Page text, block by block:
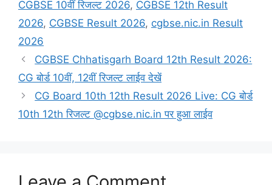
CGBSE 10वीं रिजल्ट 2026, CGBSE 12th Result
2026, CGBSE Result 2026, cgbse.nic.in Result
2026
CGBSE Chhatisgarh Board 12th Result 2026:
CG बोर्ड 10वीं, 12वीं रिजल्ट लाईव देखें
CG Board 10th 12th Result 2026 Live: CG बोर्ड
10th 12th रिजल्ट @cgbse.nic.in पर हुआ लाईव